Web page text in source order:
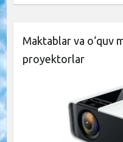
Maktablar va o‘quv
proyektorlar